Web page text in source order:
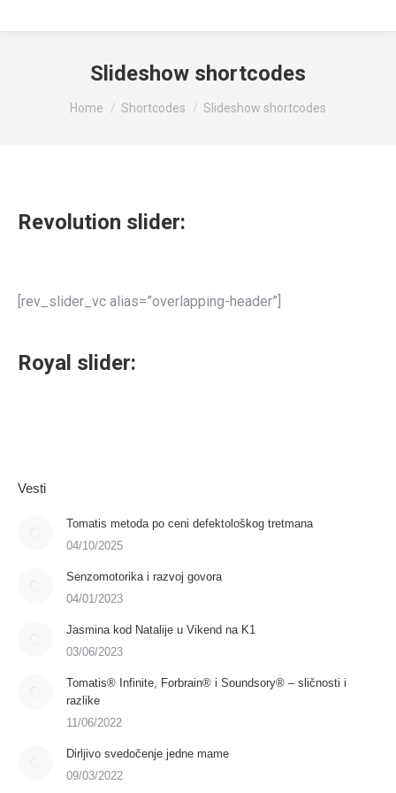
Slideshow shortcodes
You are here:
Home Shortcodes Slideshow shortcodes
Revolution slider:
[rev_slider_vc alias=”overlapping-header”]
Royal slider:
Vesti
Tomatis metoda po ceni defektološkog tretmana
04/10/2025
Senzomotorika i razvoj govora
04/01/2023
Jasmina kod Natalije u Vikend na K1
03/06/2023
Tomatis® Infinite, Forbrain® i Soundsory® – sličnosti i
razlike
11/06/2022
Dirljivo svedočenje jedne mame
09/03/2022